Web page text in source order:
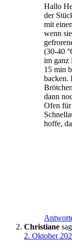
Hallo
der
mit
wenn
(30-40
im ganz
15 min
backen.
dann
Ofen für
hoffe,
Christiane
2. Oktober